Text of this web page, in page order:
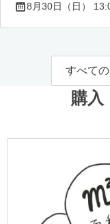
8月30日（日）
すべて
購入